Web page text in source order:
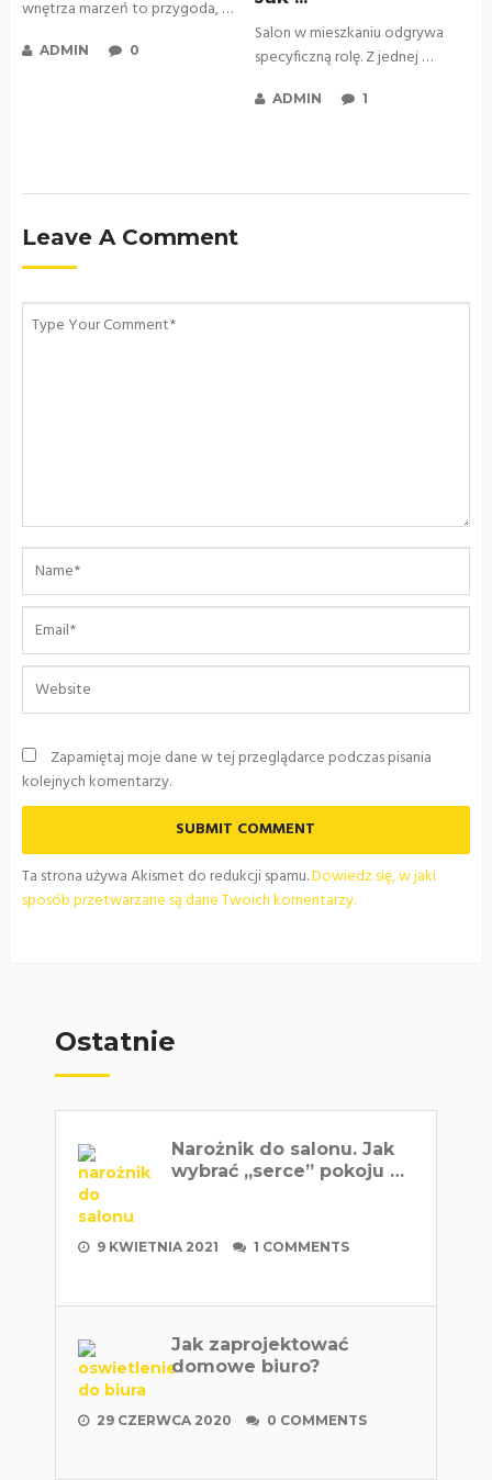
wnętrza marzeń to przygoda, …
ADMIN 0
Salon w mieszkaniu odgrywa
specyficzną rolę. Z jednej …
ADMIN 1
Leave A Comment
Zapamiętaj moje dane w tej przeglądarce podczas pisania
kolejnych komentarzy.
Ta strona używa Akismet do redukcji spamu.Dowiedz się, w jaki
sposób przetwarzane są dane Twoich komentarzy.
Ostatnie
Narożnik do salonu. Jak
wybrać „serce” pokoju …
9 KWIETNIA 2021 1 COMMENTS
Jak zaprojektować
domowe biuro?
29 CZERWCA 2020 0 COMMENTS